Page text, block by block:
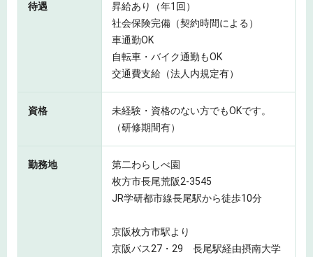
待遇
昇給あり（年1回）
社会保険完備（契約時間による）
車通勤OK
自転車・バイク通勤もOK
交通費支給（法人内規定有）
資格
未経験・資格のない方でもOKです。
（研修期間有）
勤務地
第二わらしべ園
枚方市長尾荒阪2-3545
JR学研都市線長尾駅から徒歩10分
京阪枚方市駅より
京阪バス27・29 長尾駅経由摂南大学